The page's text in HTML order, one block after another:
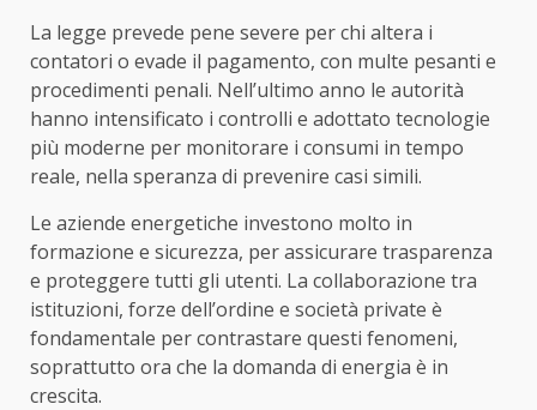
La legge prevede pene severe per chi altera i
contatori o evade il pagamento, con multe pesanti e
procedimenti penali. Nell’ultimo anno le autorità
hanno intensificato i controlli e adottato tecnologie
più moderne per monitorare i consumi in tempo
reale, nella speranza di prevenire casi simili.
Le aziende energetiche investono molto in
formazione e sicurezza, per assicurare trasparenza
e proteggere tutti gli utenti. La collaborazione tra
istituzioni, forze dell’ordine e società private è
fondamentale per contrastare questi fenomeni,
soprattutto ora che la domanda di energia è in
crescita.